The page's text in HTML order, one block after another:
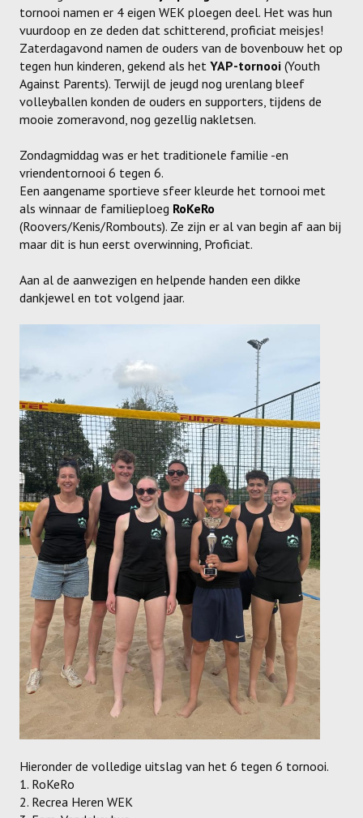
Meisjes U13-B
Meisjes U13-C
Jongens U15
Meisjes U15-A
Meisjes U15-B
Jongens U17
Meisjes U17-A
Dames
Dames D
Dames E
Dames F
Heren
Heren A
Heren B
Heren C
Recrea
Dames Recrea A
Dames Recrea B
Heren Recrea A
tornooi namen er 4 eigen WEK ploegen deel. Het was hun
vuurdoop en ze deden dat schitterend, proficiat meisjes!
Zaterdagavond namen de ouders van de bovenbouw het op
tegen hun kinderen, gekend als het YAP-tornooi (Youth
Against Parents). Terwijl de jeugd nog urenlang bleef
volleyballen konden de ouders en supporters, tijdens de
mooie zomeravond, nog gezellig nakletsen.
Zondagmiddag was er het traditionele familie -en
vriendentornooi 6 tegen 6.
Een aangename sportieve sfeer kleurde het tornooi met
als winnaar de familieploeg RoKeRo
(Roovers/Kenis/Rombouts). Ze zijn er al van begin af aan bij
maar dit is hun eerst overwinning, Proficiat.
Aan al de aanwezigen en helpende handen een dikke
dankjewel en tot volgend jaar.
Hieronder de volledige uitslag van het 6 tegen 6 tornooi.
1. RoKeRo
2. Recrea Heren WEK